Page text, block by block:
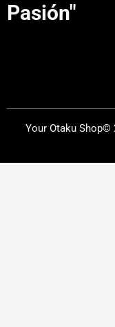
Pasión"
Your Otaku Shop©